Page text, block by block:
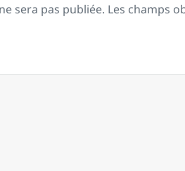
sera pas publiée. Les champs